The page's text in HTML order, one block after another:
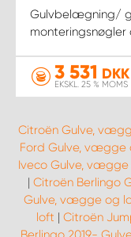
Gulvbelægning/
monteringsnøgler
3 531 DKK
EKSKL. 25 % MOMS
Citroën Gulve,
Ford Gulve, vægge
Iveco Gulve,
| Citroën Berlingo
Gulve, vægge og
loft | Citroën